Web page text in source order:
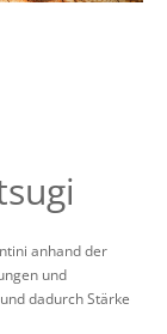
anhand der
und
dadurch Stärke